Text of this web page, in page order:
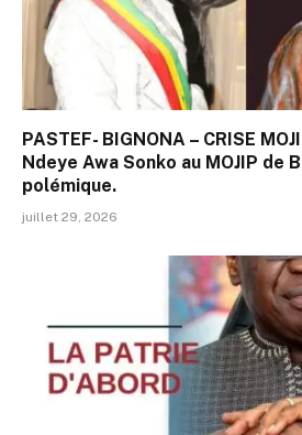
PASTEF- BIGNONA – CRISE
Ndeye Awa Sonko au MOJIP de
polémique.
juillet 29, 2026